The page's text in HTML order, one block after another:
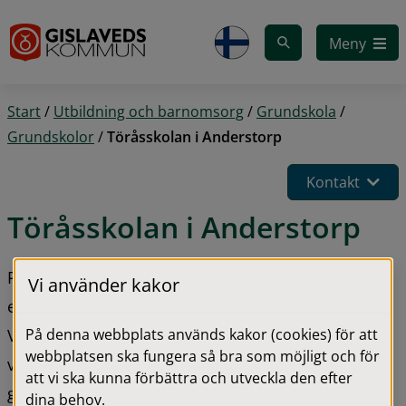
Meny
Start/ Utbildning och barnomsorg/ Grundskola /
Grundskolor/Töråsskolan i Anderstorp
Kontakt
Töråsskolan i Anderstorp
På Töråsskolan ger vi dig möjlighet att utvecklas i
en trygg skolmiljö med fantastiska omgivningar.
Vår målsättning är att ständigt utveckla
verksamheten för att eleverna ska kunna känna
glädje, trygghet, motivation och nyfikenhet.
Vi använder kakor
På denna webbplats används kakor (cookies) för att
webbplatsen ska fungera så bra som möjligt och för
att vi ska kunna förbättra och utveckla den efter
dina behov.